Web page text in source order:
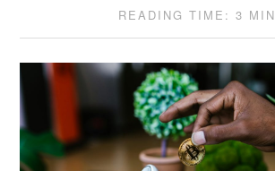
READING TIME: 3 MIN